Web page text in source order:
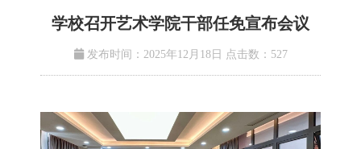
学校召开艺术学院干部任免宣布会议
发布时间：2025年12月18日 点击数： 527